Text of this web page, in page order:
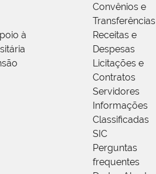
à
Convênios e
Transferências
Receitas e
Despesas
Licitações e
Contratos
Servidores
Informações
Classificadas
SIC
Perguntas
frequentes